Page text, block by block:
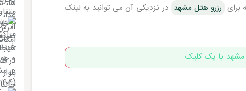
برای رزرو هتل مشهد در نزدیکی آن می توانید به لینک
مشهد با یک کلیک